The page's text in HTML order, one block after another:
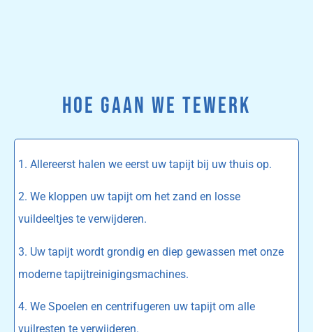
HOE GAAN WE TEWERK
1. Allereerst halen we eerst uw tapijt bij uw thuis op.
2. We kloppen uw tapijt om het zand en losse
vuildeeltjes te verwijderen.
3. Uw tapijt wordt grondig en diep gewassen met onze
moderne tapijtreinigingsmachines.
4. We Spoelen en centrifugeren uw tapijt om alle
vuilresten te verwijderen.